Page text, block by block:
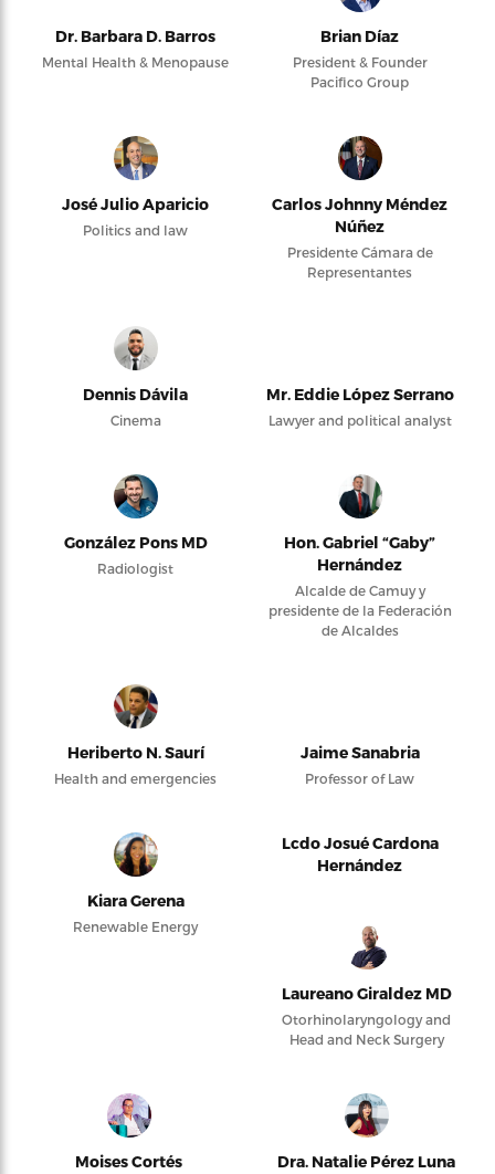
Dr. Barbara D. Barros
Mental Health & Menopause
Brian Díaz
President & Founder
Pacifico Group
José Julio Aparicio
Politics and law
Carlos Johnny Méndez
Núñez
Presidente Cámara de
Representantes
Dennis Dávila
Cinema
Mr. Eddie López Serrano
Lawyer and political analyst
González Pons MD
Radiologist
Hon. Gabriel “Gaby”
Hernández
Alcalde de Camuy y
presidente de la Federación
de Alcaldes
Heriberto N. Saurí
Health and emergencies
Jaime Sanabria
Professor of Law
Kiara Gerena
Renewable Energy
Lcdo Josué Cardona
Hernández
Laureano Giraldez MD
Otorhinolaryngology and
Head and Neck Surgery
Moises Cortés Dra. Natalie Pérez Luna